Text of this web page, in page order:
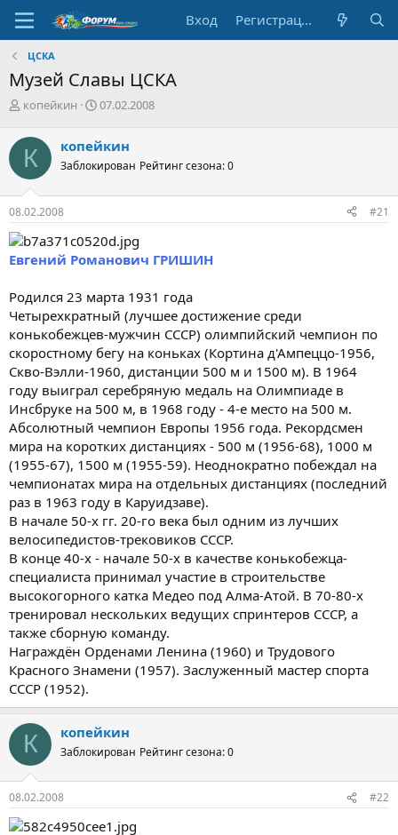
Вход Регистрация
ЦСКА
Музей Славы ЦСКА
А
т
о
р
т
е
м
ы
копейкин
Д
а
н
ч
а
07.02.2008
К копейкин
Заблокирован Рейтинг сезона: 0
08.02.2008 #21
Евгений Романович ГРИШИН
Родился 23 марта 1931 года
Четырехкратный (лучшее достижение среди
конькобежцев-мужчин СССР) олимпийский чемпион по
скоростному бегу на коньках (Кортина д'Ампеццо-1956,
Скво-Вэлли-1960, дистанции 500 м и 1500 м). В 1964
году выиграл серебряную медаль на Олимпиаде в
Инсбруке на 500 м, в 1968 году - 4-е место на 500 м.
Абсолютный чемпион Европы 1956 года. Рекордсмен
мира на коротких дистанциях - 500 м (1956-68), 1000 м
(1955-67), 1500 м (1955-59). Неоднократно побеждал на
чемпионатах мира на отдельных дистанциях (последний
раз в 1963 году в Каруидзаве).
В начале 50-х гг. 20-го века был одним из лучших
велосипедистов-трековиков СССР.
В конце 40-х - начале 50-х в качестве конькобежца-
специалиста принимал участие в строительстве
высокогорного катка Медео под Алма-Атой. В 70-80-х
тренировал нескольких ведущих спринтеров СССР, а
также сборную команду.
Награждён Орденами Ленина (1960) и Трудового
Красного Знамени (1957). Заслуженный мастер спорта
СССР (1952).
К копейкин
Заблокирован Рейтинг сезона: 0
08.02.2008 #22